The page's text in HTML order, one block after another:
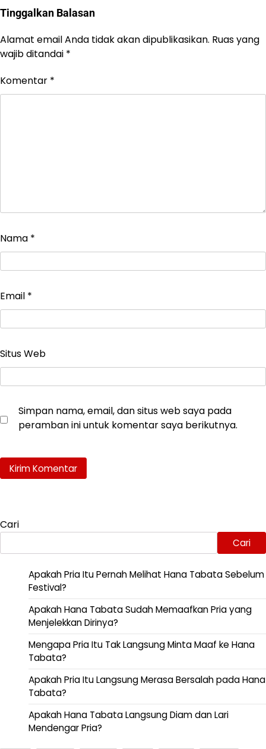
Tinggalkan Balasan
Alamat email Anda tidak akan dipublikasikan. Ruas yang
wajib ditandai *
Komentar *
Nama *
Email *
Situs Web
Simpan nama, email, dan situs web saya pada
peramban ini untuk komentar saya berikutnya.
Cari
Cari
Apakah Pria Itu Pernah Melihat Hana Tabata Sebelum
Festival?
Apakah Hana Tabata Sudah Memaafkan Pria yang
Menjelekkan Dirinya?
Mengapa Pria Itu Tak Langsung Minta Maaf ke Hana
Tabata?
Apakah Pria Itu Langsung Merasa Bersalah pada Hana
Tabata?
Apakah Hana Tabata Langsung Diam dan Lari
Mendengar Pria?